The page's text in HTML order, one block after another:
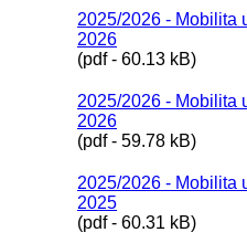
2025/2026 - Mobilita
2026
(pdf - 60.13 kB)
2025/2026 - Mobilita
2026
(pdf - 59.78 kB)
2025/2026 - Mobilita
2025
(pdf - 60.31 kB)